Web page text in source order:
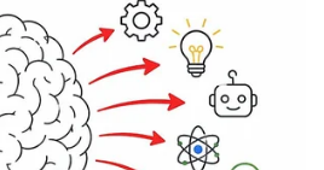
menyajikan berita aktual dan
sudut pandang berbaik sangka
dari sumber yang tepat.
Kabarbaru